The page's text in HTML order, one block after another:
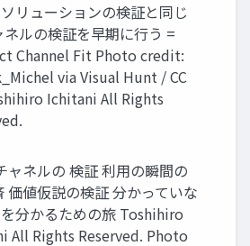
リューションの検証と同じ
ネルの検証を早期に⾏う =
Channel Fit Photo credit:
via Visual Hunt / CC
Ichitani All Rights
ャネルの 検証 利⽤の瞬間の
価値仮説の検証 分かっていな
分かるための旅 Toshihiro
All Rights Reserved. Photo